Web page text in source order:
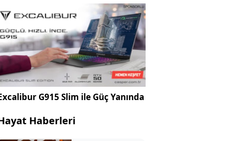
G915 Slim ile Güç Yanında
Haberleri